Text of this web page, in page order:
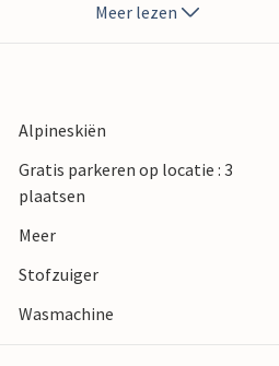
Er zijn hier diepe bossen
te vissen in verschillende
de trap zodat ook de
Meer lezen
Alpineskiën
Gratis parkeren op locatie : 3
plaatsen
Meer
Stofzuiger
Wasmachine